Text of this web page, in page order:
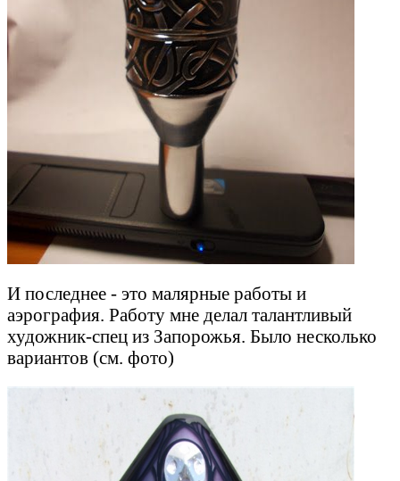
И последнее - это малярные работы и
аэрография. Работу мне делал талантливый
художник-спец из Запорожья. Было несколько
вариантов (см. фото)